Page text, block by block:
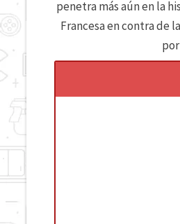
penetra más aún en la
Francesa en contra de